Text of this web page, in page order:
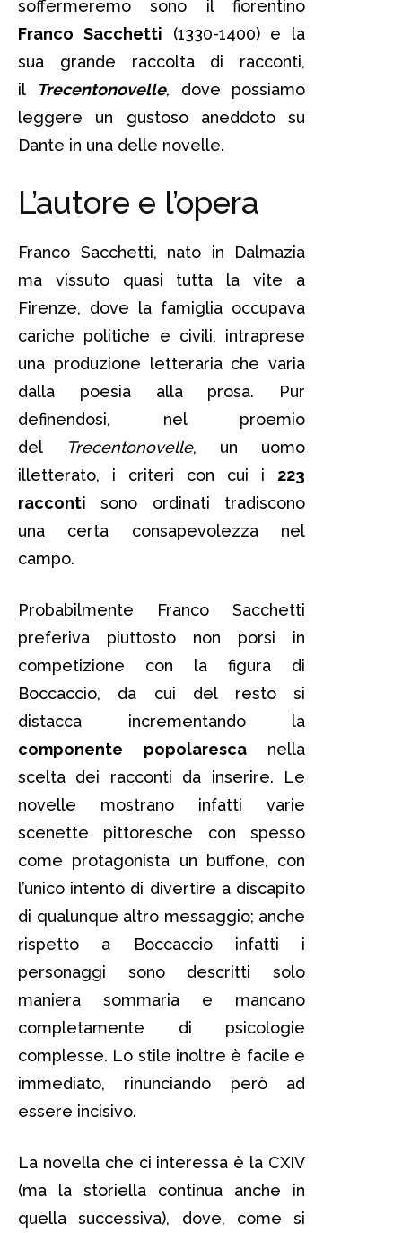
soffermeremo sono il fiorentino
Franco Sacchetti (1330-1400) e la
sua grande raccolta di racconti,
il
Trecentonovelle, dove possiamo
leggere un gustoso aneddoto su
Dante in una delle novelle.
L’autore e l’opera
Franco Sacchetti, nato in Dalmazia
ma vissuto quasi tutta la vite a
Firenze, dove la famiglia occupava
cariche politiche e civili, intraprese
una produzione letteraria che varia
dalla poesia alla prosa. Pur
definendosi, nel proemio
del
Trecentonovelle, un uomo
illetterato, i criteri con cui i 223
racconti sono ordinati tradiscono
una certa consapevolezza nel
campo.
Probabilmente Franco Sacchetti
preferiva piuttosto non porsi in
competizione con la figura di
Boccaccio, da cui del resto si
distacca incrementando la
componente popolarescanella
scelta dei racconti da inserire. Le
novelle mostrano infatti varie
scenette pittoresche con spesso
come protagonista un buffone, con
l’unico intento di divertire a discapito
di qualunque altro messaggio; anche
rispetto a Boccaccio infatti i
personaggi sono descritti solo
maniera sommaria e mancano
completamente di psicologie
complesse. Lo stile inoltre è facile e
immediato, rinunciando però ad
essere incisivo.
La novella che ci interessa è la CXIV
(ma la storiella continua anche in
quella successiva), dove, come si